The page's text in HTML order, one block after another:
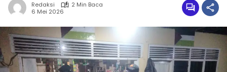
Redaksi
2 Min Baca
6 Mei 2026